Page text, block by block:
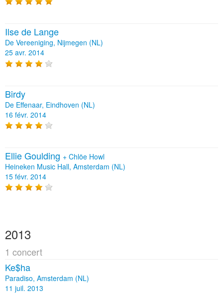
Ilse de Lange
De Vereeniging, Nijmegen (NL)
25 avr. 2014
Birdy
De Effenaar, Eindhoven (NL)
16 févr. 2014
Ellie Goulding + Chlöe Howl
Heineken Music Hall, Amsterdam (NL)
15 févr. 2014
2013
1 concert
Ke$ha
Paradiso, Amsterdam (NL)
11 juil. 2013